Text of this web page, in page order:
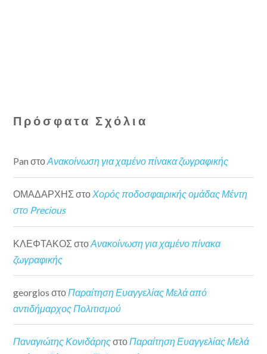
Πρόσφατα Σχόλια
Pan στοΑνακοίνωση για χαμένο πίνακα ζωγραφικής
ΟΜΑΔΑΡΧΗΣ στοΧορός ποδοσφαιρικής ομάδας Μέντη
στο Precious
ΚΛΕΦΤΑΚΟΣ στοΑνακοίνωση για χαμένο πίνακα
ζωγραφικής
georgios στο Παραίτηση Ευαγγελίας Μελά από
αντιδήμαρχος Πολιτισμού
Παναγιώτης ΚονιδάρηςστοΠαραίτηση Ευαγγελίας Μελά